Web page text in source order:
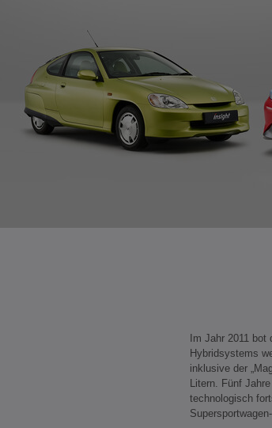
Im Jahr 2011
Hybridsystems
inklusive der
Litern. Fünf
technologisch